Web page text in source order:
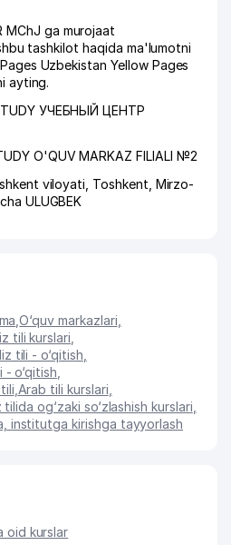
MChJ ga murojaat
tashkilot haqida ma'lumotni
Uzbekistan Yellow Pages
ayting.
УЧЕБНЫЙ ЦЕНТР
O'QUV MARKAZ FILIALI №2
viloyati Toshkent Mirzo-
ULUGBEK
,O‘quv markazlari
tili kurslari
tili - o‘qitish
- o‘qitish
Arab tili kurslari
tilida og‘zaki so‘zlashish kurslari
institutga kirishga tayyorlash
oid kurslar